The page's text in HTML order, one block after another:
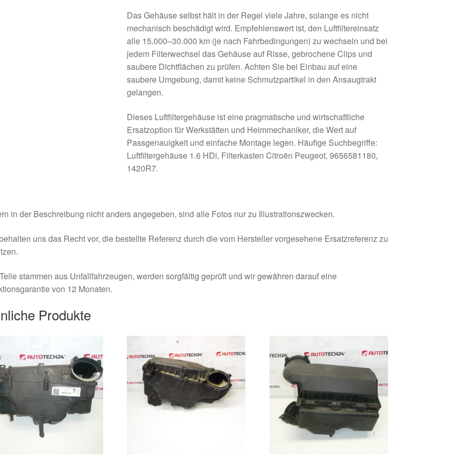
Das Gehäuse selbst hält in der Regel viele Jahre, solange es nicht
mechanisch beschädigt wird. Empfehlenswert ist, den Luftfiltereinsatz
alle 15.000–30.000 km (je nach Fahrbedingungen) zu wechseln und bei
jedem Filterwechsel das Gehäuse auf Risse, gebrochene Clips und
saubere Dichtflächen zu prüfen. Achten Sie bei Einbau auf eine
saubere Umgebung, damit keine Schmutzpartikel in den Ansaugtrakt
gelangen.
Dieses Luftfiltergehäuse ist eine pragmatische und wirtschaftliche
Ersatzoption für Werkstätten und Heimmechaniker, die Wert auf
Passgenauigkeit und einfache Montage legen. Häufige Suchbegriffe:
Luftfiltergehäuse 1.6 HDi, Filterkasten Citroën Peugeot, 9656581180,
1420R7.
in der Beschreibung nicht anders angegeben, sind alle Fotos nur zu Illustrationszwecken.
uns das Recht vor, die bestellte Referenz durch die vom Hersteller vorgesehene Ersatzreferenz zu
stammen aus Unfallfahrzeugen, werden sorgfältig geprüft und wir gewähren darauf eine
von 12 Monaten.
Produkte